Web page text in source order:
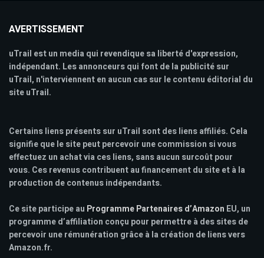
AVERTISSEMENT
uTrail est un media qui revendique sa liberté d'expression,
indépendant. Les annonceurs qui font de la publicité sur
uTrail, n'interviennent en aucun cas sur le contenu éditorial du
site uTrail.
Certains liens présents sur uTrail sont des liens affiliés. Cela
signifie que le site peut percevoir une commission si vous
effectuez un achat via ces liens, sans aucun surcoût pour
vous. Ces revenus contribuent au financement du site et à la
production de contenus indépendants.
Ce site participe au Programme Partenaires d’Amazon EU, un
programme d’affiliation conçu pour permettre à des sites de
percevoir une rémunération grâce à la création de liens vers
Amazon.fr.